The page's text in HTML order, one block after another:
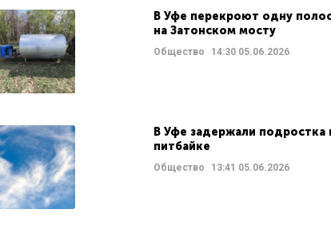
В Уфе перекроют одну
на Затонском мосту
Общество 14:3005.06.2026
В Уфе задержали подростка
питбайке
Общество 13:41 05.06.2026